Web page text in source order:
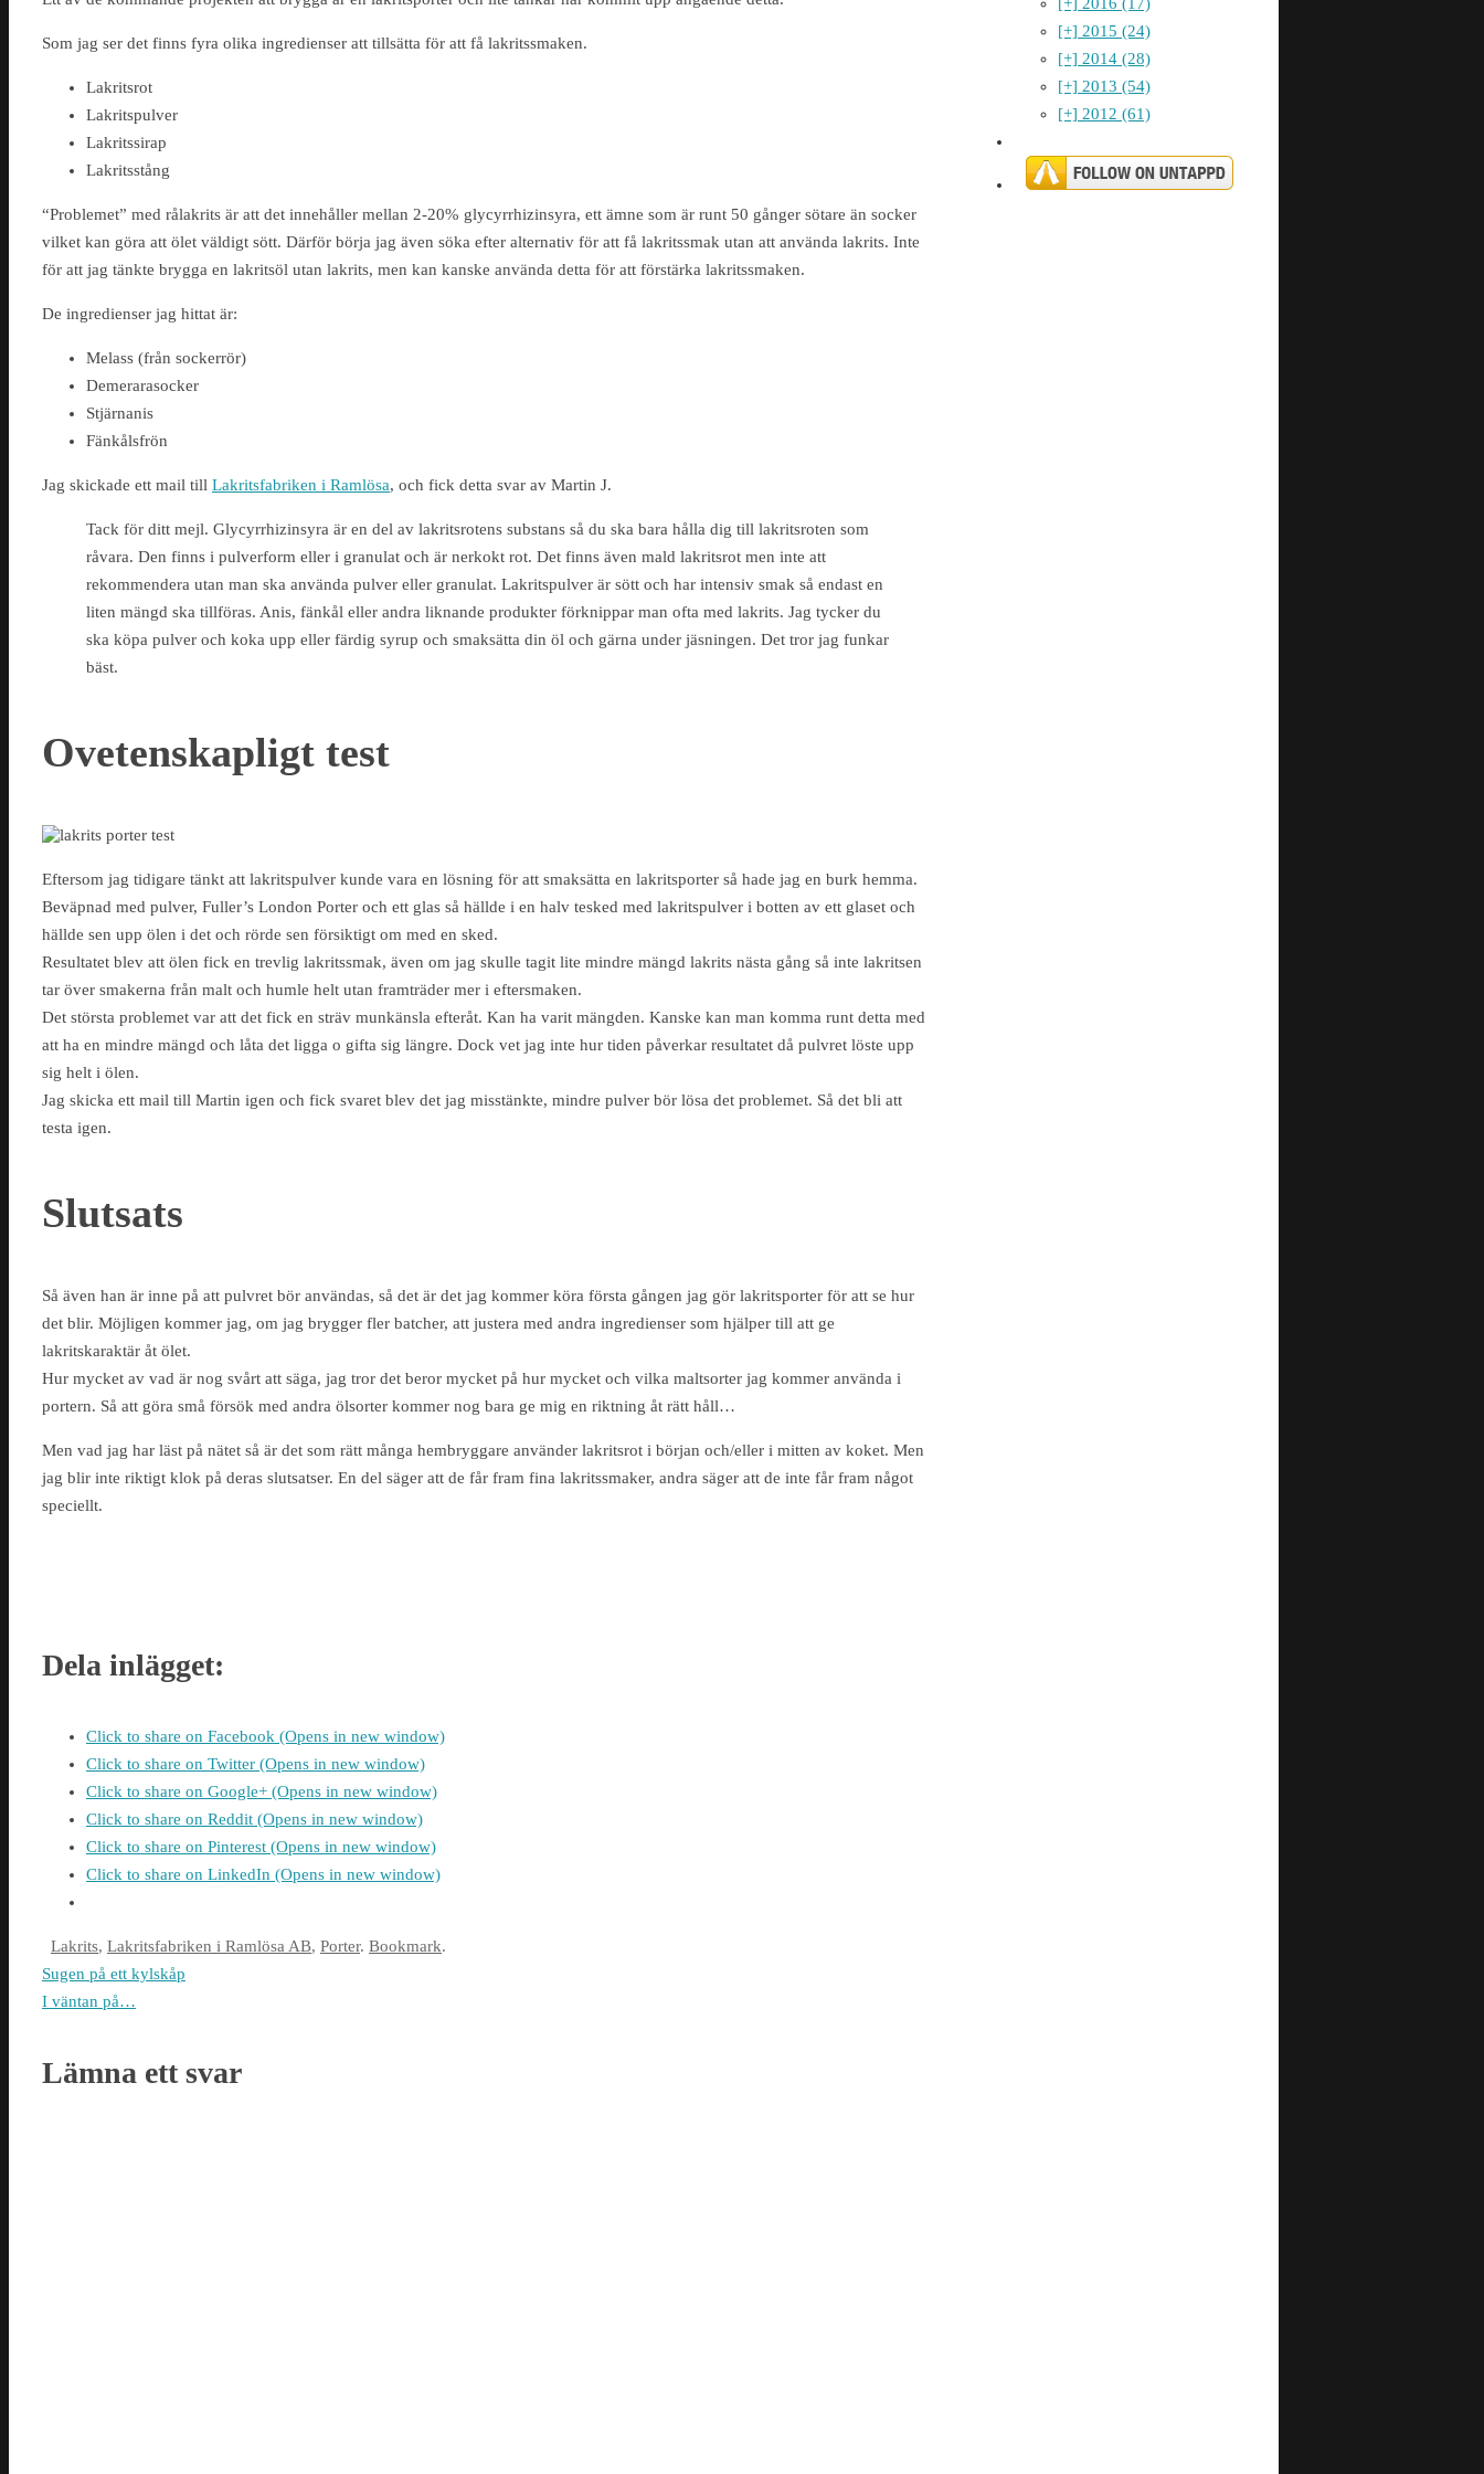
Som jag ser det finns fyra olika ingredienser att tillsätta för att få lakritssmaken.
Lakritsrot
Lakritspulver
Lakritssirap
Lakritsstång
“Problemet” med rålakrits är att det innehåller mellan 2-20% glycyrrhizinsyra, ett ämne som är runt 50 gånger sötare än socker
vilket kan göra att ölet väldigt sött. Därför börja jag även söka efter alternativ för att få lakritssmak utan att använda lakrits. Inte
för att jag tänkte brygga en lakritsöl utan lakrits, men kan kanske använda detta för att förstärka lakritssmaken.
De ingredienser jag hittat är:
Melass (från sockerrör)
Demerarasocker
Stjärnanis
Fänkålsfrön
Jag skickade ett mail till Lakritsfabriken i Ramlösa, och fick detta svar av Martin J.
Tack för ditt mejl. Glycyrrhizinsyra är en del av lakritsrotens substans så du ska bara hålla dig till lakritsroten som
råvara. Den finns i pulverform eller i granulat och är nerkokt rot. Det finns även mald lakritsrot men inte att
rekommendera utan man ska använda pulver eller granulat. Lakritspulver är sött och har intensiv smak så endast en
liten mängd ska tillföras. Anis, fänkål eller andra liknande produkter förknippar man ofta med lakrits. Jag tycker du
ska köpa pulver och koka upp eller färdig syrup och smaksätta din öl och gärna under jäsningen. Det tror jag funkar
bäst.
Ovetenskapligt test
Eftersom jag tidigare tänkt att lakritspulver kunde vara en lösning för att smaksätta en lakritsporter så hade jag en burk hemma.
Beväpnad med pulver, Fuller’s London Porter och ett glas så hällde i en halv tesked med lakritspulver i botten av ett glaset och
hällde sen upp ölen i det och rörde sen försiktigt om med en sked.
Resultatet blev att ölen fick en trevlig lakritssmak, även om jag skulle tagit lite mindre mängd lakrits nästa gång så inte lakritsen
tar över smakerna från malt och humle helt utan framträder mer i eftersmaken.
Det största problemet var att det fick en sträv munkänsla efteråt. Kan ha varit mängden. Kanske kan man komma runt detta med
att ha en mindre mängd och låta det ligga o gifta sig längre. Dock vet jag inte hur tiden påverkar resultatet då pulvret löste upp
sig helt i ölen.
Jag skicka ett mail till Martin igen och fick svaret blev det jag misstänkte, mindre pulver bör lösa det problemet. Så det bli att
testa igen.
Slutsats
Så även han är inne på att pulvret bör användas, så det är det jag kommer köra första gången jag gör lakritsporter för att se hur
det blir. Möjligen kommer jag, om jag brygger fler batcher, att justera med andra ingredienser som hjälper till att ge
lakritskaraktär åt ölet.
Hur mycket av vad är nog svårt att säga, jag tror det beror mycket på hur mycket och vilka maltsorter jag kommer använda i
portern. Så att göra små försök med andra ölsorter kommer nog bara ge mig en riktning åt rätt håll…
Men vad jag har läst på nätet så är det som rätt många hembryggare använder lakritsrot i början och/eller i mitten av koket. Men
jag blir inte riktigt klok på deras slutsatser. En del säger att de får fram fina lakritssmaker, andra säger att de inte får fram något
speciellt.
Dela inlägget:
Click to share on Facebook (Opens in new window)
Click to share on Twitter (Opens in new window)
Click to share on Google+ (Opens in new window)
Click to share on Reddit (Opens in new window)
Click to share on Pinterest (Opens in new window)
Click to share on LinkedIn (Opens in new window)
Lakrits, Lakritsfabriken i Ramlösa AB, Porter. Bookmark.
Sugen på ett kylskåp
I väntan på…
Lämna ett svar
[+] 2015 (24)
[+] 2014 (28)
[+] 2013 (54)
[+] 2012 (61)